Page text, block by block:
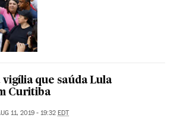
vigília que saúda Lula
Curitiba
11, 2019 - 19:32 EDT